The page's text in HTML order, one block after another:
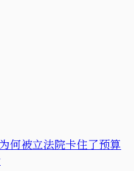
何被立法院卡住了预算